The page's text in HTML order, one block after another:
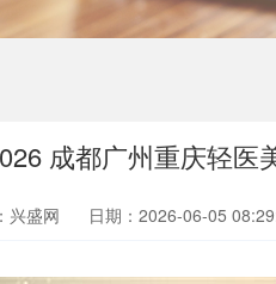
成都广州重庆轻医
兴盛网 日期：2026-06-05